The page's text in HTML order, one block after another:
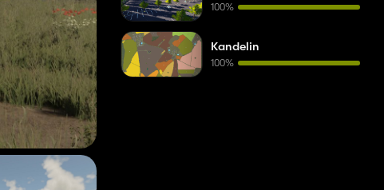
100%
Kandelin
100%